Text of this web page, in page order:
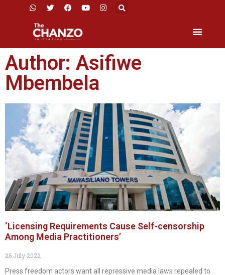
Author: Asifiwe
Mbembela
‘Licensing Requirements Cause Self-censorship
Among Media Practitioners’
26 July 2022
Press freedom actors want all repressive media laws repealed to